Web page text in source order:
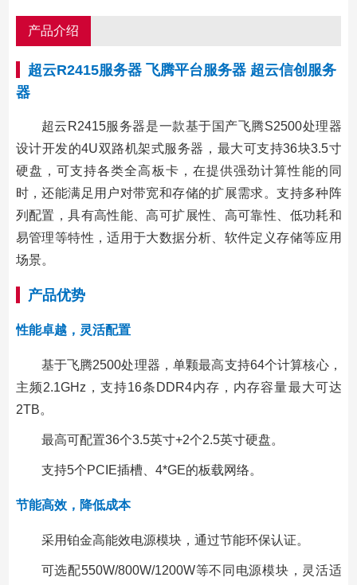
产品介绍
超云R2415服务器 飞腾平台服务器 超云信创服务
器
超云R2415服务器是一款基于国产飞腾S2500处理器
设计开发的4U双路机架式服务器，最大可支持36块3.5寸
硬盘，可支持各类全高板卡，在提供强劲计算性能的同
时，还能满足用户对带宽和存储的扩展需求。支持多种阵
列配置，具有高性能、高可扩展性、高可靠性、低功耗和
易管理等特性，适用于大数据分析、软件定义存储等应用
场景。
产品优势
性能卓越，灵活配置
基于飞腾2500处理器，单颗最高支持64个计算核心，
主频2.1GHz，支持16条DDR4内存，内存容量最大可达
2TB。
最高可配置36个3.5英寸+2个2.5英寸硬盘。
支持5个PCIE插槽、4*GE的板载网络。
节能高效，降低成本
采用铂金高能效电源模块，通过节能环保认证。
可选配550W/800W/1200W等不同电源模块，灵活适